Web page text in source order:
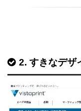
2. すきなデザ